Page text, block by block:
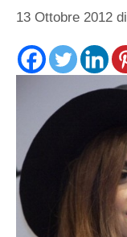
13 Ottobre 2012 di